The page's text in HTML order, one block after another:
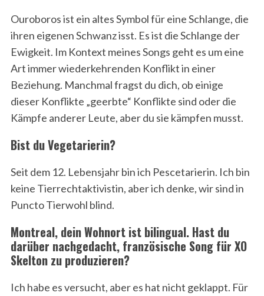
Ouroboros ist ein altes Symbol für eine Schlange, die
ihren eigenen Schwanz isst. Es ist die Schlange der
Ewigkeit. Im Kontext meines Songs geht es um eine
Art immer wiederkehrenden Konflikt in einer
Beziehung. Manchmal fragst du dich, ob einige
dieser Konflikte „geerbte“ Konflikte sind oder die
Kämpfe anderer Leute, aber du sie kämpfen musst.
Bist du Vegetarierin?
Seit dem 12. Lebensjahr bin ich Pescetarierin. Ich bin
keine Tierrechtaktivistin, aber ich denke, wir sind in
Puncto Tierwohl blind.
Montreal, dein Wohnort ist bilingual. Hast du
darüber nachgedacht, französische Song für XO
Skelton zu produzieren?
Ich habe es versucht, aber es hat nicht geklappt. Für